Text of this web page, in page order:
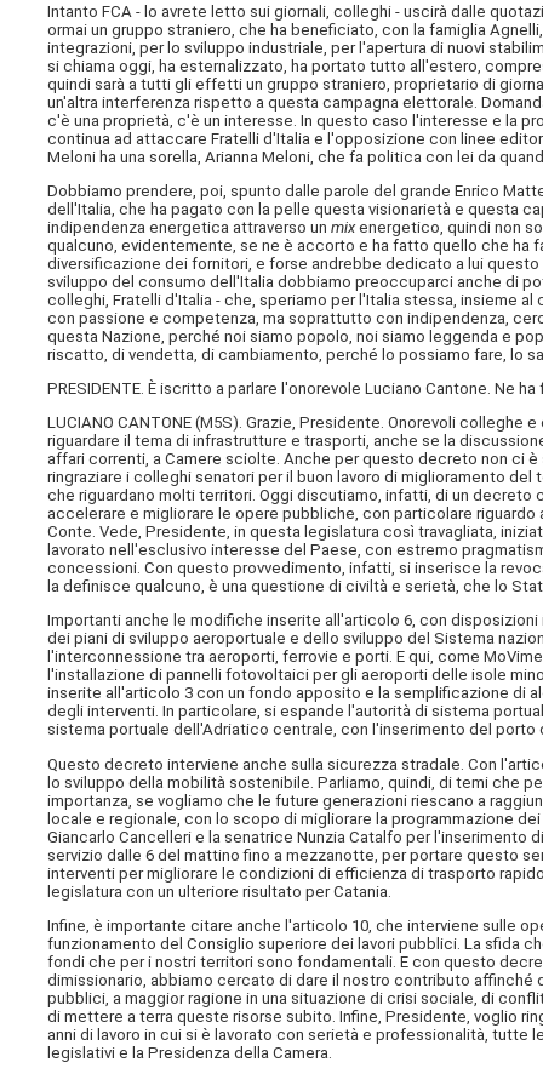
Intanto FCA - lo avrete letto sui giornali, colleghi - uscirà dalle
ormai un gruppo straniero, che ha beneficiato, con la famiglia
integrazioni, per lo sviluppo industriale, per l'apertura di nuovi
si chiama oggi, ha esternalizzato, ha portato tutto all'estero,
quindi sarà a tutti gli effetti un gruppo straniero, proprietario di
un'altra interferenza rispetto a questa campagna elettorale.
c'è una proprietà, c'è un interesse. In questo caso l'interesse e la
continua ad attaccare Fratelli d'Italia e l'opposizione con linee
Meloni ha una sorella, Arianna Meloni, che fa politica con lei da
Dobbiamo prendere, poi, spunto dalle parole del grande Enrico
dell'Italia, che ha pagato con la pelle questa visionarietà e questa
indipendenza energetica attraverso unmixenergetico, quindi non
qualcuno, evidentemente, se ne è accorto e ha fatto quello che ha
diversificazione dei fornitori, e forse andrebbe dedicato a lui
sviluppo del consumo dell'Italia dobbiamo preoccuparci anche di
colleghi, Fratelli d'Italia - che, speriamo per l'Italia stessa, insieme
con passione e competenza, ma soprattutto con indipendenza,
questa Nazione, perché noi siamo popolo, noi siamo leggenda e
riscatto, di vendetta, di cambiamento, perché lo possiamo fare, lo
PRESIDENTE. È iscritto a parlare l'onorevole Luciano Cantone. Ne
LUCIANO CANTONE (M5S). Grazie, Presidente. Onorevoli colleghe
riguardare il tema di infrastrutture e trasporti, anche se la
affari correnti, a Camere sciolte. Anche per questo decreto non ci
ringraziare i colleghi senatori per il buon lavoro di miglioramento
che riguardano molti territori. Oggi discutiamo, infatti, di un
accelerare e migliorare le opere pubbliche, con particolare
Conte. Vede, Presidente, in questa legislatura così travagliata,
lavorato nell'esclusivo interesse del Paese, con estremo
concessioni. Con questo provvedimento, infatti, si inserisce la
la definisce qualcuno, è una questione di civiltà e serietà, che lo
Importanti anche le modifiche inserite all'articolo 6, con
dei piani di sviluppo aeroportuale e dello sviluppo del Sistema
l'interconnessione tra aeroporti, ferrovie e porti. E qui, come
l'installazione di pannelli fotovoltaici per gli aeroporti delle isole
inserite all'articolo 3 con un fondo apposito e la semplificazione di
degli interventi. In particolare, si espande l'autorità di sistema
sistema portuale dell'Adriatico centrale, con l'inserimento del porto
Questo decreto interviene anche sulla sicurezza stradale. Con
lo sviluppo della mobilità sostenibile. Parliamo, quindi, di temi che
importanza, se vogliamo che le future generazioni riescano a
locale e regionale, con lo scopo di migliorare la programmazione
Giancarlo Cancelleri e la senatrice Nunzia Catalfo per
servizio dalle 6 del mattino fino a mezzanotte, per portare questo
interventi per migliorare le condizioni di efficienza di trasporto
legislatura con un ulteriore risultato per Catania.
Infine, è importante citare anche l'articolo 10, che interviene sulle
funzionamento del Consiglio superiore dei lavori pubblici. La sfida
fondi che per i nostri territori sono fondamentali. E con questo
dimissionario, abbiamo cercato di dare il nostro contributo
pubblici, a maggior ragione in una situazione di crisi sociale, di
di mettere a terra queste risorse subito. Infine, Presidente, voglio
anni di lavoro in cui si è lavorato con serietà e professionalità,
legislativi e la Presidenza della Camera.